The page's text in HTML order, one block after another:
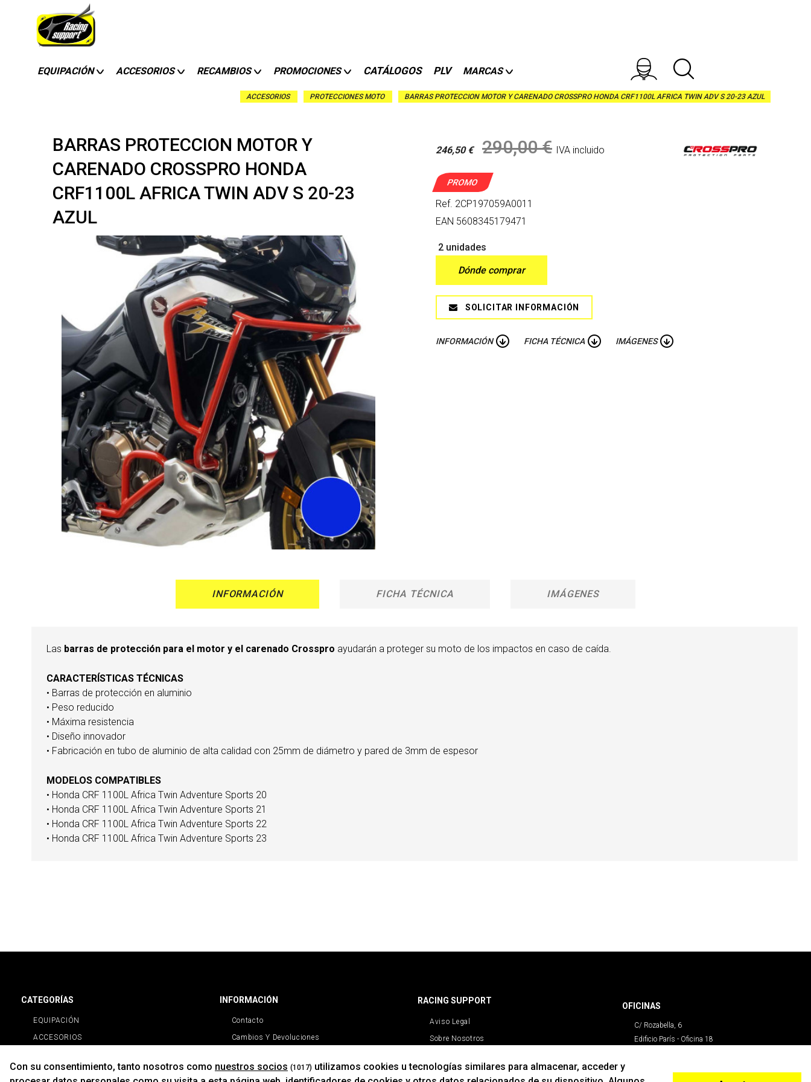
EQUIPACIÓN ACCESORIOS RECAMBIOS PROMOCIONES CATÁLOGOS PLV MARCAS
ACCESORIOS PROTECCIONES MOTO BARRAS PROTECCION MOTOR Y CARENADO CROSSPRO HONDA CRF1100L AFRICA TWIN ADV S 20-23 AZUL
BARRAS PROTECCION MOTOR Y
CARENADO CROSSPRO HONDA
CRF1100L AFRICA TWIN ADV S 20-23
AZUL
246,50 € 290,00 € IVA incluido
PROMO
Ref. 2CP197059A0011
EAN 5608345179471
2 unidades
Dónde comprar
SOLICITAR INFORMACIÓN
INFORMACIÓN FICHA TÉCNICA IMÁGENES
INFORMACIÓN FICHA TÉCNICA IMÁGENES
Las barras de protección para el motor y el carenado Crosspro ayudarán a proteger su moto de los impactos en caso de caída.
CARACTERÍSTICAS TÉCNICAS
• Barras de protección en aluminio
• Peso reducido
• Máxima resistencia
• Diseño innovador
• Fabricación en tubo de aluminio de alta calidad con 25mm de diámetro y pared de 3mm de espesor
MODELOS COMPATIBLES
• Honda CRF 1100L Africa Twin Adventure Sports 20
• Honda CRF 1100L Africa Twin Adventure Sports 21
• Honda CRF 1100L Africa Twin Adventure Sports 22
• Honda CRF 1100L Africa Twin Adventure Sports 23
CATEGORÍAS
EQUIPACIÓN
ACCESORIOS
PROMOCIONES
INFORMACIÓN
Contacto
Cambios Y Devoluciones
RACING SUPPORT
Aviso Legal
Sobre Nosotros
Política De Privacidad
OFICINAS
C/ Rozabella, 6
Edificio París - Oficina 18
Con su consentimiento, tanto nosotros como nuestros socios (1017) utilizamos cookies u tecnologías similares para almacenar, acceder y